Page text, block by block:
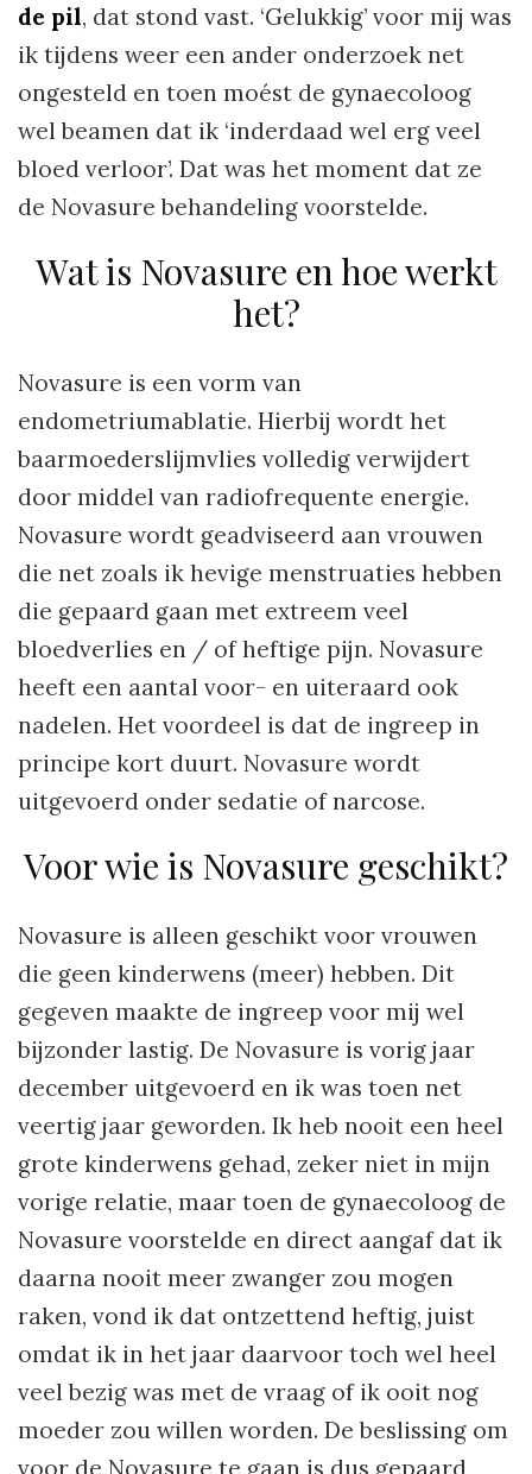
de pil, dat stond vast. ‘Gelukkig’ voor mij was
ik tijdens weer een ander onderzoek net
ongesteld en toen moést de gynaecoloog
wel beamen dat ik ‘inderdaad wel erg veel
bloed verloor’. Dat was het moment dat ze
de Novasure behandeling voorstelde.
Wat is Novasure en hoe werkt
het?
Novasure is een vorm van
endometriumablatie. Hierbij wordt het
baarmoederslijmvlies volledig verwijdert
door middel van radiofrequente energie.
Novasure wordt geadviseerd aan vrouwen
die net zoals ik hevige menstruaties hebben
die gepaard gaan met extreem veel
bloedverlies en / of heftige pijn. Novasure
heeft een aantal voor- en uiteraard ook
nadelen. Het voordeel is dat de ingreep in
principe kort duurt. Novasure wordt
uitgevoerd onder sedatie of narcose.
Voor wie is Novasure geschikt?
Novasure is alleen geschikt voor vrouwen
die geen kinderwens (meer) hebben. Dit
gegeven maakte de ingreep voor mij wel
bijzonder lastig. De Novasure is vorig jaar
december uitgevoerd en ik was toen net
veertig jaar geworden. Ik heb nooit een heel
grote kinderwens gehad, zeker niet in mijn
vorige relatie, maar toen de gynaecoloog de
Novasure voorstelde en direct aangaf dat ik
daarna nooit meer zwanger zou mogen
raken, vond ik dat ontzettend heftig, juist
omdat ik in het jaar daarvoor toch wel heel
veel bezig was met de vraag of ik ooit nog
moeder zou willen worden. De beslissing om
voor de Novasure te gaan is dus gepaard